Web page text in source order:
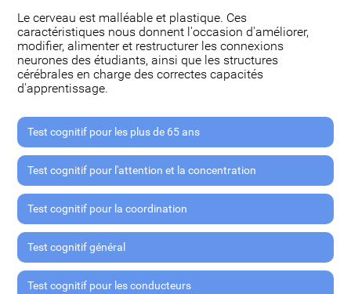
Le cerveau est malléable et plastique. Ces
caractéristiques nous donnent l'occasion d'améliorer,
modifier, alimenter et restructurer les connexions
neurones des étudiants, ainsi que les structures
cérébrales en charge des correctes capacités
d'apprentissage.
Test cognitif pour les plus de 65 ans
Test cognitif pour l'attention et la concentration
Test cognitif pour la coordination
Test cognitif général
Test cognitif pour les conducteurs